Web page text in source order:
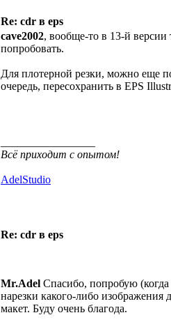
Re: cdr в eps
cave2002, вообще-то в 13-й
попробовать.
Для плотерной резки, можно еще
очередь, пересохранить в EPS
Всё приходит с опытом!
AdelStudio
Re: cdr в eps
Mr.Adel Спасибо, попробую
нарезки какого-либо изображения
макет. Буду очень благода.